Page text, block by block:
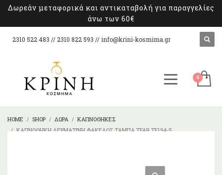
Δωρεάν μεταφορικά και αντικαταβολή για παραγγελίες
άνω των 60€
2310 522 483 // 2310 822 593 // info@krini-kosmima.gr
HOME SHOP ΔΏΡΑ
ΚΑΠΝΟΘΉΚΕΣ
ΚΑΠΝΟΘΉΚΗ ΔΕΡΜΆΤΙΝΗ ΦΆΚΕΛΟΣ ΤΑΜΠΆ TFAR TF194-5